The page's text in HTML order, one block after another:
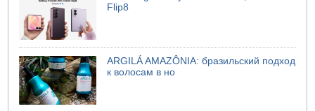
Flip8
ARGILÁ AMAZÔNIA: бразильский подход
к волосам в но